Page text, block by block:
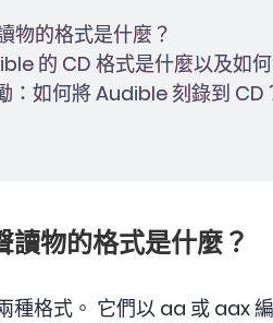
物的格式是什麼？
的 CD 格式是什麼以及如
：如何將 Audible 刻錄到 CD
讀物的格式是什麼？
種格式。 它們以 aa 或 aax